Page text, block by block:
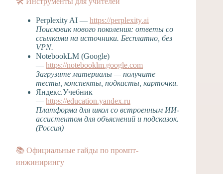
Perplexity AI — https://perplexity.ai
Поисковик нового поколения: ответы со
ссылками на источники. Бесплатно, без
VPN.
NotebookLM (Google)
— https://notebooklm.google.com
Загрузите материалы — получите
тесты, конспекты, подкасты, карточки.
Яндекс.Учебник
— https://education.yandex.ru
Платформа для школ со встроенным ИИ-
ассистентом для объяснений и подсказок.
(Россия)
📚 Официальные гайды по промпт-
инжинирингу